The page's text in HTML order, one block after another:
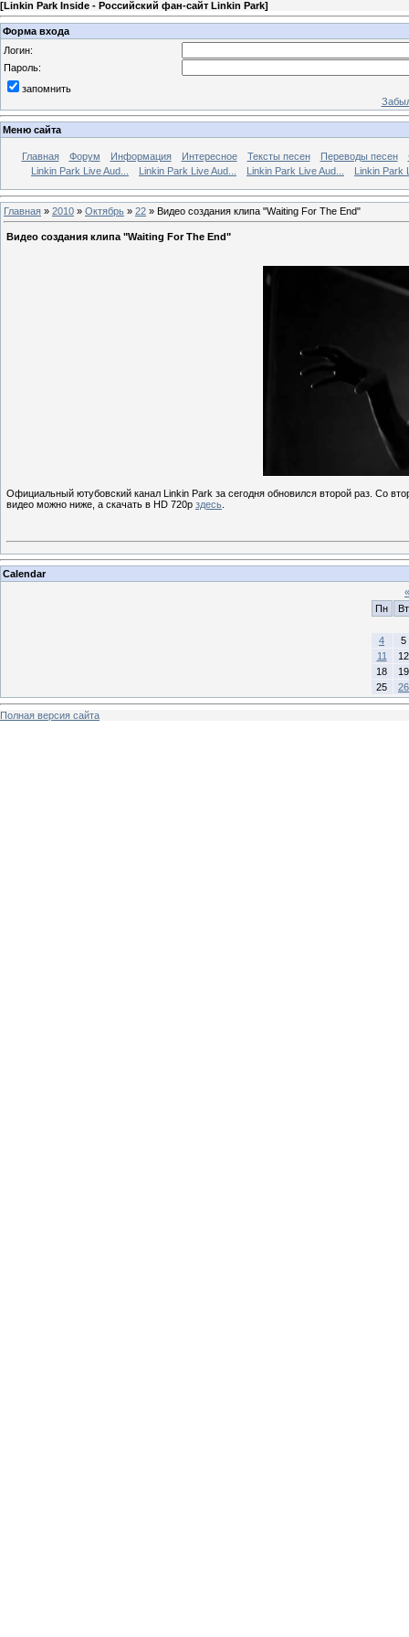
[Linkin Park Inside - Российский фан-сайт Linkin Park]
Форма входа
Логин:
Пароль:
запомнить
Меню сайта
Главная Форум Информация Интересное Тексты песен Переводы песен
Linkin Park Live Aud...
Linkin Park Live Aud... Linkin Park Live Aud... Linkin Park
Главная » 2010 » Октябрь » 22 » Видео создания клипа "Waiting For The End"
Видео создания клипа "Waiting For The End"
Официальный ютубовский канал Linkin Park за сегодня обновился второй раз. Со
видео можно ниже, а скачать в HD 720p здесь
Calendar
«
Пн
Вт
4
5
11
12
18
19
25
26
Полная версия сайта